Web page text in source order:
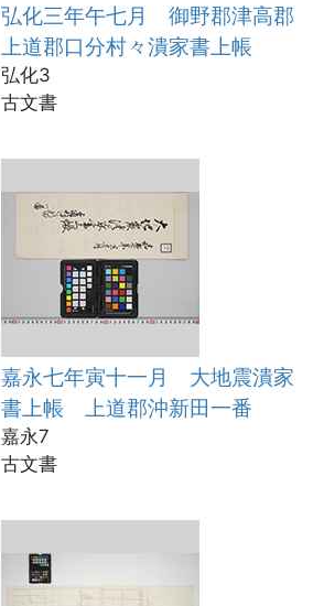
弘化三年午七月 御野郡津高郡
上道郡口分村々潰家書上帳
弘化3
古文書
嘉永七年寅十一月 大地震潰家
書上帳 上道郡沖新田一番
嘉永7
古文書